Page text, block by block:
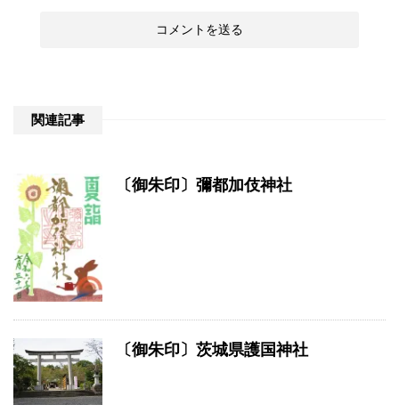
関連記事
〔御朱印〕彌都加伎神社
〔御朱印〕茨城県護国神社